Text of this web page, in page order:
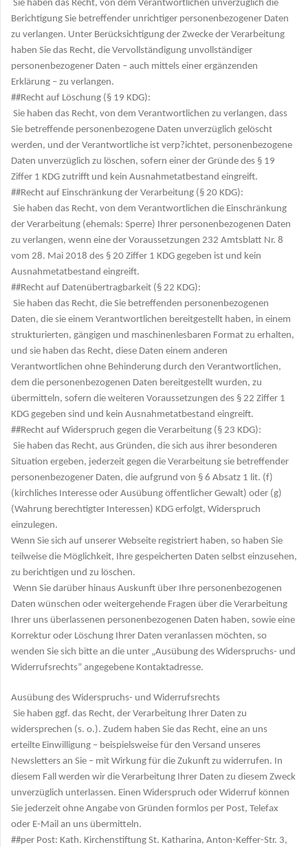
Sie haben das Recht, von dem Verantwortlichen unverzüglich die
Berichtigung Sie betreffender unrichtiger personenbezogener Daten
zu verlangen. Unter Berücksichtigung der Zwecke der Verarbeitung
haben Sie das Recht, die Vervollständigung unvollständiger
personenbezogener Daten – auch mittels einer ergänzenden
Erklärung – zu verlangen.
##Recht auf Löschung (§ 19 KDG):
Sie haben das Recht, von dem Verantwortlichen zu verlangen, dass
Sie betreffende personenbezogene Daten unverzüglich gelöscht
werden, und der Verantwortliche ist verp?ichtet, personenbezogene
Daten unverzüglich zu löschen, sofern einer der Gründe des § 19
Ziffer 1 KDG zutrifft und kein Ausnahmetatbestand eingreift.
##Recht auf Einschränkung der Verarbeitung (§ 20 KDG):
Sie haben das Recht, von dem Verantwortlichen die Einschränkung
der Verarbeitung (ehemals: Sperre) Ihrer personenbezogenen Daten
zu verlangen, wenn eine der Voraussetzungen 232 Amtsblatt Nr. 8
vom 28. Mai 2018 des § 20 Ziffer 1 KDG gegeben ist und kein
Ausnahmetatbestand eingreift.
##Recht auf Datenübertragbarkeit (§ 22 KDG):
Sie haben das Recht, die Sie betreffenden personenbezogenen
Daten, die sie einem Verantwortlichen bereitgestellt haben, in einem
strukturierten, gängigen und maschinenlesbaren Format zu erhalten,
und sie haben das Recht, diese Daten einem anderen
Verantwortlichen ohne Behinderung durch den Verantwortlichen,
dem die personenbezogenen Daten bereitgestellt wurden, zu
übermitteln, sofern die weiteren Voraussetzungen des § 22 Ziffer 1
KDG gegeben sind und kein Ausnahmetatbestand eingreift.
##Recht auf Widerspruch gegen die Verarbeitung (§ 23 KDG):
Sie haben das Recht, aus Gründen, die sich aus ihrer besonderen
Situation ergeben, jederzeit gegen die Verarbeitung sie betreffender
personenbezogener Daten, die aufgrund von § 6 Absatz 1 lit. (f)
(kirchliches Interesse oder Ausübung öffentlicher Gewalt) oder (g)
(Wahrung berechtigter Interessen) KDG erfolgt, Widerspruch
einzulegen.
Wenn Sie sich auf unserer Webseite registriert haben, so haben Sie
teilweise die Möglichkeit, Ihre gespeicherten Daten selbst einzusehen,
zu berichtigen und zu löschen.
Wenn Sie darüber hinaus Auskunft über Ihre personenbezogenen
Daten wünschen oder weitergehende Fragen über die Verarbeitung
Ihrer uns überlassenen personenbezogenen Daten haben, sowie eine
Korrektur oder Löschung Ihrer Daten veranlassen möchten, so
wenden Sie sich bitte an die unter „Ausübung des Widerspruchs- und
Widerrufsrechts” angegebene Kontaktadresse.
Ausübung des Widerspruchs- und Widerrufsrechts
Sie haben ggf. das Recht, der Verarbeitung Ihrer Daten zu
widersprechen (s. o.). Zudem haben Sie das Recht, eine an uns
erteilte Einwilligung – beispielsweise für den Versand unseres
Newsletters an Sie – mit Wirkung für die Zukunft zu widerrufen. In
diesem Fall werden wir die Verarbeitung Ihrer Daten zu diesem Zweck
unverzüglich unterlassen. Einen Widerspruch oder Widerruf können
Sie jederzeit ohne Angabe von Gründen formlos per Post, Telefax
oder E-Mail an uns übermitteln.
##per Post: Kath. Kirchenstiftung St. Katharina, Anton-Keffer-Str. 3,